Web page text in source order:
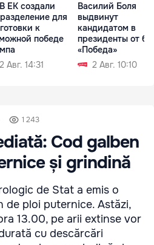
ЕК создали
для
к
победе
2 Авг. 14:31
Василий Боля
выдвинут
кандидатом в
президенты от
«Победа»
2 Авг. 10:10
1 243
Cod galben
și grindină
de Stat a emis o
de ploi puternice. Astăzi,
13.00, pe arii extinse vor
cu descărcări